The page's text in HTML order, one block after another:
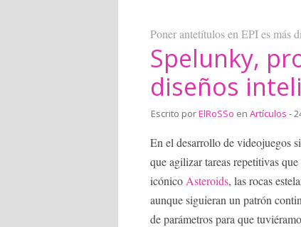
Poner antetítulos en EPI es más
Spelunky,
diseños
Escrito porElRoSSo en Artículos -
En el desarrollo de videojuegos
que agilizar tareas repetitivas
icónico Asteroids, las rocas
aunque siguieran un patrón
de parámetros para que